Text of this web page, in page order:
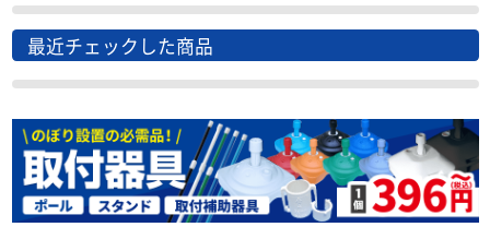
最近チェックした商品